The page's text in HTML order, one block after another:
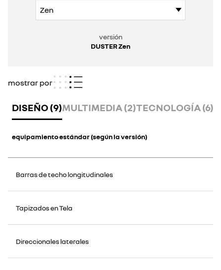
versión
DUSTER Zen
mostrar por
DISEÑO (9)MULTIMEDIA (2)TECNOLOGÍA (6)
equipamiento estándar (según la versión)
Barras de techo longitudinales
Tapizados en Tela
Direccionales laterales